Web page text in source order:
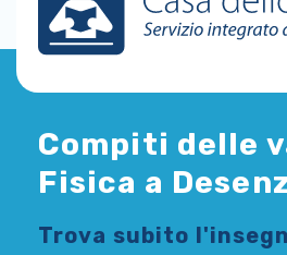
Compiti delle
Fisica a
Trova subito l'